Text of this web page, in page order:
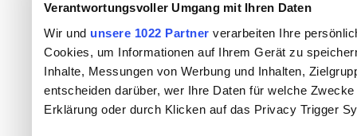
Verantwortungsvoller Umgang mit Ihren Daten
Wir und unsere 1022 Partner verarbeiten Ihre
Cookies, um Informationen auf Ihrem Gerät zu
Inhalte, Messungen von Werbung und Inhalten,
entscheiden darüber, wer Ihre Daten für welche
Erklärung oder durch Klicken auf das Privacy Trigger